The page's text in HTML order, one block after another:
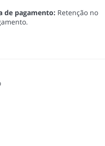
de pagamento: Retenção no